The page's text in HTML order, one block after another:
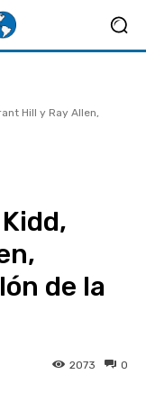
Hill y Ray Allen,
de la
0
2073